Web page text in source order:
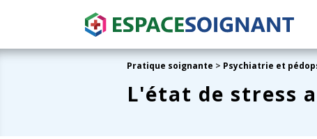
Pratique soignante > Psychiatrie et
L'état de stress